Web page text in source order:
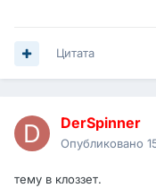
Цитата
DerSpinner
Опубликовано
тему в клоззет.